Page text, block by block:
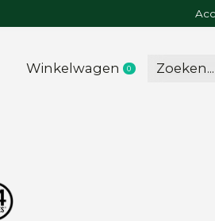
Winkelwagen 0items